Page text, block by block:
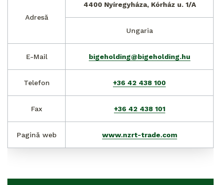
Adresă
4400 Nyíregyháza, Kórház u. 1/A
Ungaria
E-Mail bigeholding@bigeholding.hu
Telefon +36 42 438 100
Fax +36 42 438 101
Pagină web www.nzrt-trade.com